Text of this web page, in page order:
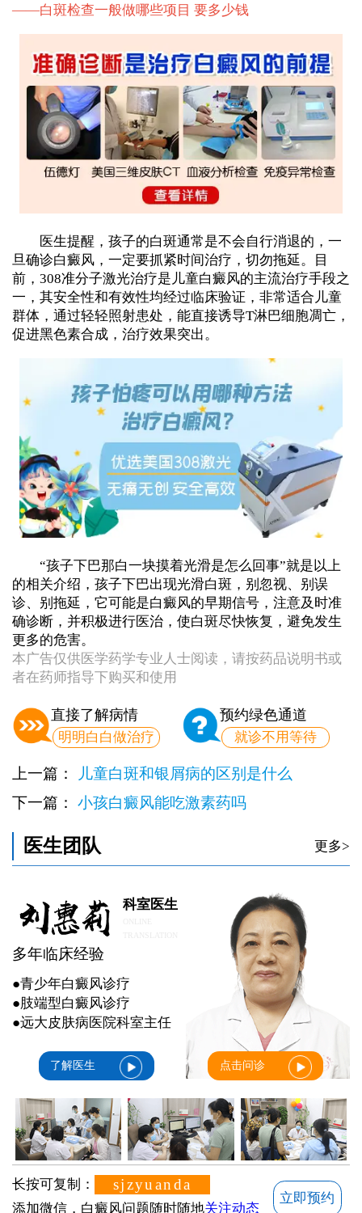
——白斑检查一般做哪些项目 要多少钱
医生提醒，孩子的白斑通常是不会自行消退的，一
旦确诊白癜风，一定要抓紧时间治疗，切勿拖延。目
前，308准分子激光治疗是儿童白癜风的主流治疗手段之
一，其安全性和有效性均经过临床验证，非常适合儿童
群体，通过轻轻照射患处，能直接诱导T淋巴细胞凋亡，
促进黑色素合成，治疗效果突出。
“孩子下巴那白一块摸着光滑是怎么回事”就是以上
的相关介绍，孩子下巴出现光滑白斑，别忽视、别误
诊、别拖延，它可能是白癜风的早期信号，注意及时准
确诊断，并积极进行医治，使白斑尽快恢复，避免发生
更多的危害。
本广告仅供医学药学专业人士阅读，请按药品说明书或
者在药师指导下购买和使用
直接了解病情
明明白白做治疗
预约绿色通道
就诊不用等待
上一篇：
儿童白斑和银屑病的区别是什么
下一篇： 小孩白癜风能吃激素药吗
医生团队 更多>
科室医生
多年临床经验
●青少年白癜风诊疗
●肢端型白癜风诊疗
●远大皮肤病医院科室主任
了解医生 点击问诊
长按可复制： sjzyuanda
添加微信，白癜风问题随时随地关注动态
立即预约